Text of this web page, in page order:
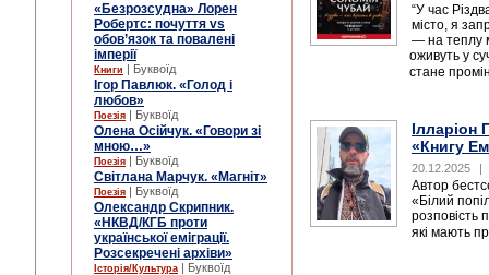
«Безрозсудна» Лорен
Робертс: почуття vs
обов’язок та повалені
імперії
Книги | Буквоїд
Ігор Павлюк. «Голод і
любов»
Поезія | Буквоїд
Олена Осійчук. «Говори зі
мною…»
Поезія | Буквоїд
Світлана Марчук. «Магніт»
Поезія | Буквоїд
Олександр Скрипник.
«НКВД/КГБ проти
української еміграції.
Розсекречені архіви»
Історія/Культура | Буквоїд
“У час
місто, я
— на теплу
оживуть у
стане
Ілларіон
«Книгу
20.12.2025 |
Автор
«Білий
розповість
які мають